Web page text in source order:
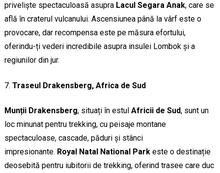
priveliște spectaculoasă asupra Lacul Segara Anak, care se
află în craterul vulcanului. Ascensiunea până la vârf este o
provocare, dar recompensa este pe măsura efortului,
oferindu-ți vederi incredibile asupra insulei Lombok și a
regiunilor din jur.
Traseul Drakensberg, Africa de Sud
Munții Drakensberg, situați în estul Africii de Sud, sunt un
loc minunat pentru trekking, cu peisaje montane
spectaculoase, cascade, păduri și stânci
impresionante. Royal Natal National Parkeste o destinație
deosebită pentru iubitorii de trekking, oferind trasee care duc